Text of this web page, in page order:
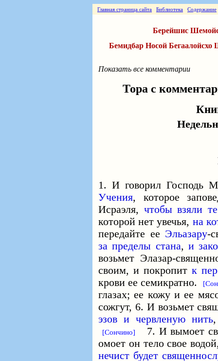
Главная страница сайта Библиотека Содержание
Берейшис
Бемидбар Носой Бегаалойсхо
Показать все комментарии
Тора с
1. И говорил Господь
Учения, которое
Исраэля, чтобы взяли
которой нет увечья, на
передайте ее Эльазару-
за пределы стана, и
возьмет Элазар-
своим, и покропит к
крови ее семикратно.
глазах; ее кожу и ее
сожгут, 6. И возьмет
эзов и червленую нить
[Сончино]
7. И вымоет
омоет он тело свое
нечист будет